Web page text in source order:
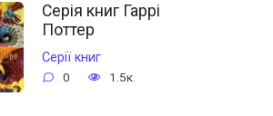
Серія книг Гаррі
Поттер
Cерії книг
0 1.5к.